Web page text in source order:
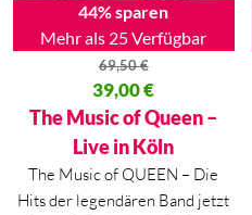
44% sparen
Mehr als 25 Verfügbar
69,50€
Ursprünglicher Preis war: 69,50 €
39,00€
Aktueller Preis ist: 39,00 €.
The Music of Queen –
Live in Köln
The Music of QUEEN – Die
Hits der legendären Band jetzt